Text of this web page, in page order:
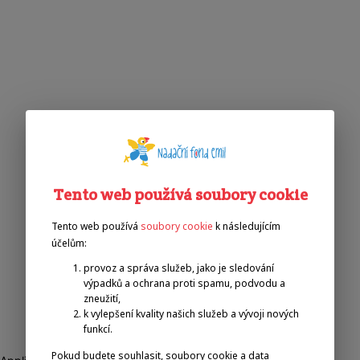
Tento web používá soubory cookie
Tento web používá soubory cookie k následujícím
účelům:
provoz a správa služeb, jako je sledování
výpadků a ochrana proti spamu, podvodu a
zneužití,
k vylepšení kvality našich služeb a vývoji nových
funkcí.
Pokud budete souhlasit, soubory cookie a data